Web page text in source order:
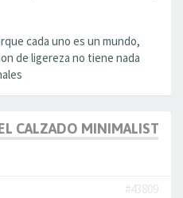
cada uno es un mundo,
de ligereza no tiene nada
CALZADO MINIMALISTA
#43809